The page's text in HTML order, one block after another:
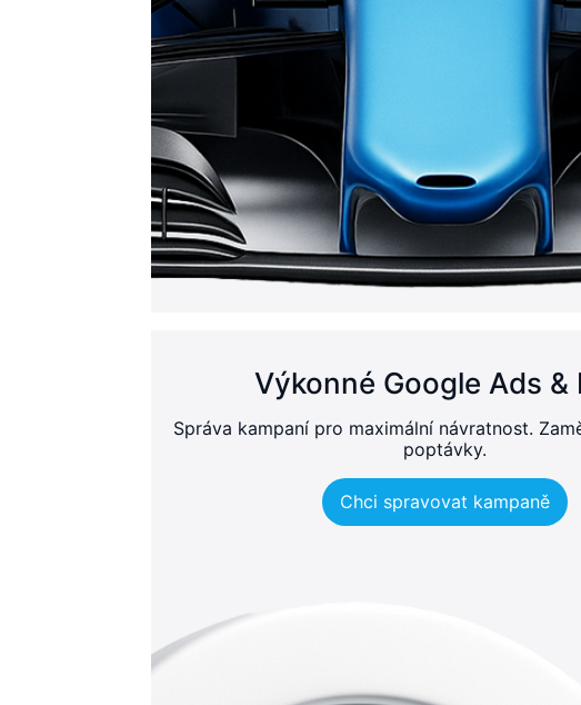
Výkonné Google Ads &
Správa kampaní pro maximální návratnost.
poptávky.
Chci spravovat kampaně